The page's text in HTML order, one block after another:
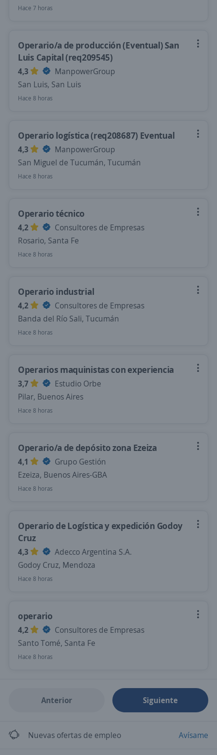
Hace 7 horas
Operario/a de producción (Eventual) San
Luis Capital (req209545)
4,3
ManpowerGroup
San Luis, San Luis
Hace 8 horas
Operario logística (req208687) Eventual
4,3
ManpowerGroup
San Miguel de Tucumán, Tucumán
Hace 8 horas
Operario técnico
4,2
Consultores de Empresas
Rosario, Santa Fe
Hace 8 horas
Operario industrial
4,2
Consultores de Empresas
Banda del Río Sali, Tucumán
Hace 8 horas
Operarios maquinistas con experiencia
3,7
Estudio Orbe
Pilar, Buenos Aires
Hace 8 horas
Operario/a de depósito zona Ezeiza
4,1
Grupo Gestión
Ezeiza, Buenos Aires-GBA
Hace 8 horas
Operario de Logística y expedición Godoy
Cruz
4,3
Adecco Argentina S.A.
Godoy Cruz, Mendoza
Hace 8 horas
operario
4,2
Consultores de Empresas
Santo Tomé, Santa Fe
Hace 8 horas
Anterior Siguiente
Nuevas ofertas de empleo Avísame